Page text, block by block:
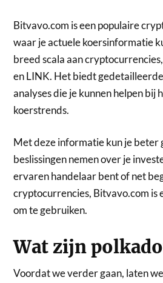
Bitvavo.com is een populaire
waar je actuele koersinformatie
breed scala aan
en LINK. Het biedt
analyses die je kunnen helpen bij
koerstrends.
Met deze informatie kun je
beslissingen nemen over je
ervaren handelaar bent of net
cryptocurrencies, Bitvavo.com is
om te gebruiken.
Wat zijn
Voordat we verder gaan, laten